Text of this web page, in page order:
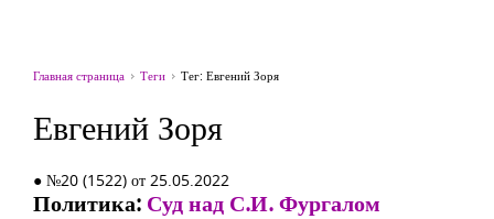
Главная страница Теги Тег: Евгений Зоря
Евгений Зоря
● №20 (1522) от 25.05.2022
Политика: Суд над С.И. Фургалом